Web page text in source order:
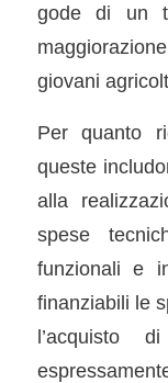
gode di un
giovani
Per quanto
queste
alla
spese
funzionali e
finanziabili le
l’acquisto